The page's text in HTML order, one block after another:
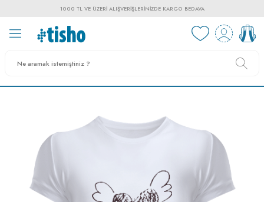
1000 TL VE ÜZERI ALIŞVERIŞLERINIZDE KARGO BEDAVA